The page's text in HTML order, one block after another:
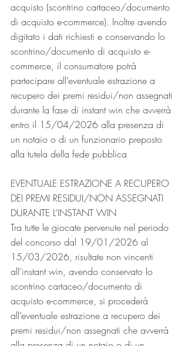
acquisto (scontrino cartaceo/documento
di acquisto e-commerce). Inoltre avendo
digitato i dati richiesti e conservando lo
scontrino/documento di acquisto e-
commerce, il consumatore potrà
partecipare all’eventuale estrazione a
recupero dei premi residui/non assegnati
durante la fase di instant win che avverrà
entro il 15/04/2026 alla presenza di
un notaio o di un funzionario preposto
alla tutela della fede pubblica
EVENTUALE ESTRAZIONE A RECUPERO
DEI PREMI RESIDUI/NON ASSEGNATI
DURANTE L’INSTANT WIN
Tra tutte le giocate pervenute nel periodo
del concorso dal 19/01/2026 al
15/03/2026, risultate non vincenti
all’instant win, avendo conservato lo
scontrino cartaceo/documento di
acquisto e-commerce, si procederà
all’eventuale estrazione a recupero dei
premi residui/non assegnati che avverrà